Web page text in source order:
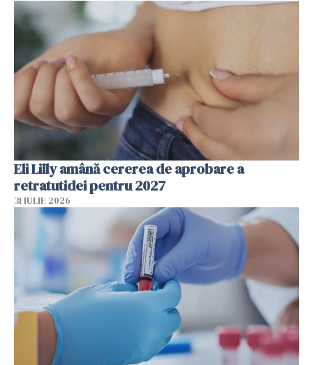
Eli Lilly amână cererea de aprobare a
retratutidei pentru 2027
31 IULIE 2026